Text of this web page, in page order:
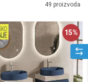
49 proizvoda
15%